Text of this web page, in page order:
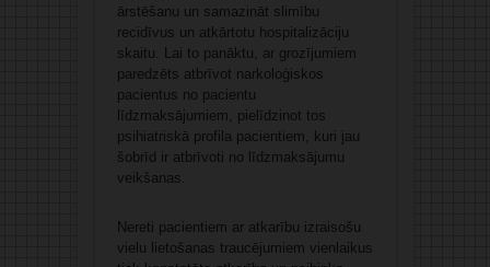
ārstēšanu un samazināt slimību
recidīvus un atkārtotu hospitalizāciju
skaitu. Lai to panāktu, ar grozījumiem
paredzēts atbrīvot narkoloģiskos
pacientus no pacientu
līdzmaksājumiem, pielīdzinot tos
psihiatriskā profila pacientiem, kuri jau
šobrīd ir atbrīvoti no līdzmaksājumu
veikšanas.
Nereti pacientiem ar atkarību izraisošu
vielu lietošanas traucējumiem vienlaikus